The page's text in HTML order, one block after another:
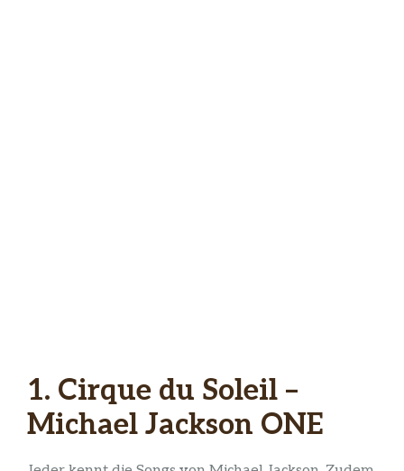
1. Cirque du Soleil –
Michael Jackson ONE